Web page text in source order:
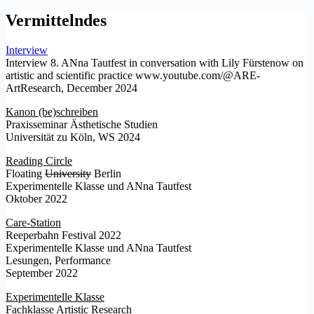
Vermittelndes
Interview
Interview 8. ANna Tautfest in conversation with Lily Fürstenow on
artistic and scientific practice www.youtube.com/@ARE-
ArtResearch, December 2024
Kanon (be)schreiben
Praxisseminar Ästhetische Studien
Universität zu Köln, WS 2024
Reading Circle
Floating University Berlin
Experimentelle Klasse und ANna Tautfest
Oktober 2022
Care-Station
Reeperbahn Festival 2022
Experimentelle Klasse und ANna Tautfest
Lesungen, Performance
September 2022
Experimentelle Klasse
Fachklasse Artistic Research